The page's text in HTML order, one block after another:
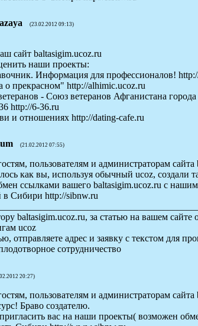
(23.02.2012 09:13)
сайт baltasigim.ucoz.ru
наши проекты:
Информация для профессионалов!
о прекрасном" http://alhimic.ucoz.ru
- Союз ветеранов Афганистана
http://6-36.ru
и отношениях http://dating-cafe.ru
(21.02.2012 07:55)
пользователям и администраторам
как вы, используя обычный ucoz, создали
ссылками вашего baltasigim.ucoz.ru с
в Сибири http://sibnw.ru
baltasigim.ucoz.ru, за статью на вашем
ucoz
отправляете адрес и заявку с текстом для
сотрудничество
20:27)
пользователям и администраторам
Браво создателю.
вас на наши проекты( возможен